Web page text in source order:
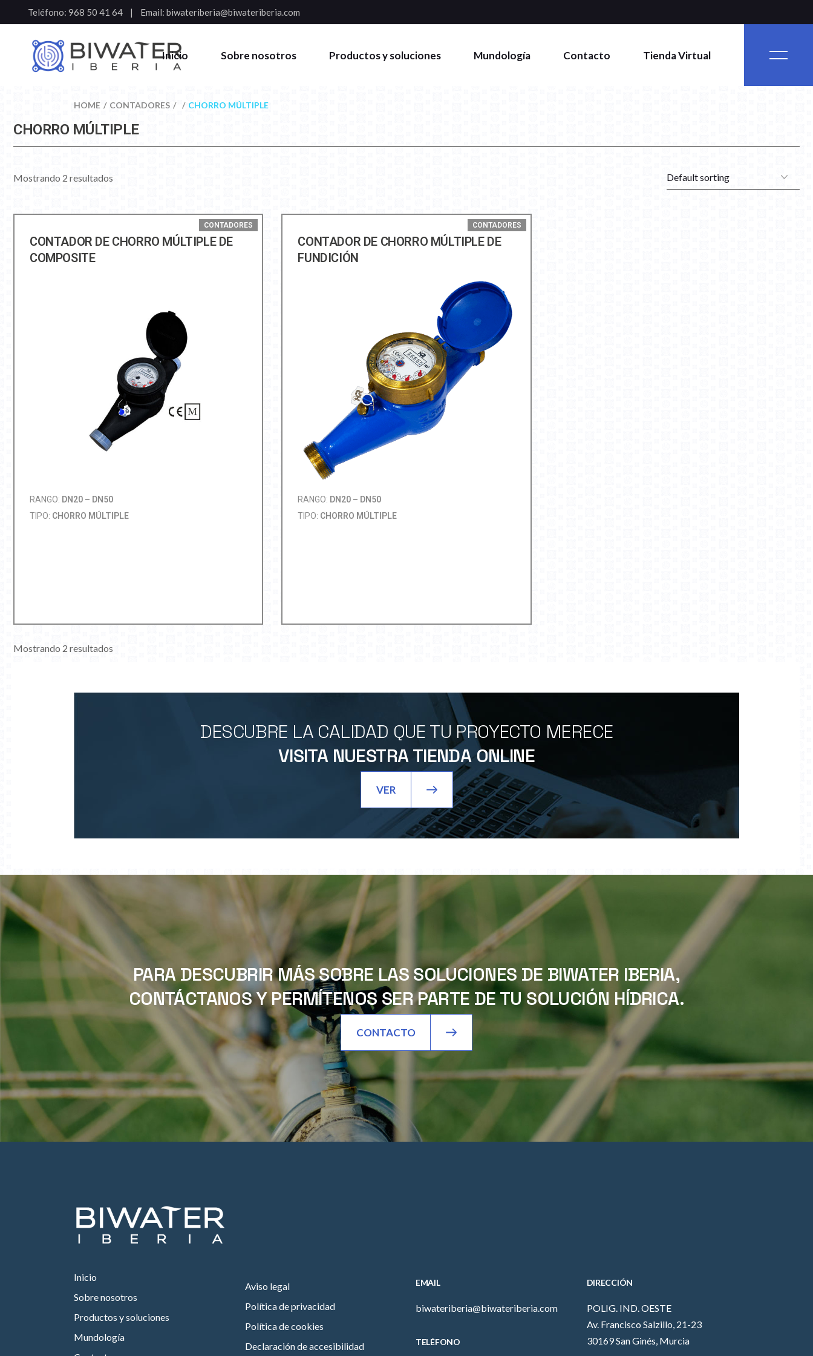
Teléfono: 968 50 41 64 Email: biwateriberia@biwateriberia.com
Inicio Sobre nosotros Productos y soluciones Mundología Contacto Tienda Virtual
HOME CONTADORES CHORRO MÚLTIPLE
CHORRO MÚLTIPLE
Mostrando 2 resultados
CONTADOR DE CHORRO MÚLTIPLE DE
COMPOSITE
CONTADORES
RANGO: DN20 – DN50
TIPO: CHORRO MÚLTIPLE
CONTADOR DE CHORRO MÚLTIPLE DE
FUNDICIÓN
CONTADORES
RANGO: DN20 – DN50
TIPO: CHORRO MÚLTIPLE
Mostrando 2 resultados
DESCUBRE LA CALIDAD QUE TU PROYECTO MERECE
VISITA NUESTRA TIENDA ONLINE
VER
PARA DESCUBRIR MÁS SOBRE LAS SOLUCIONES DE BIWATER IBERIA,
CONTÁCTANOS Y PERMÍTENOS SER PARTE DE TU SOLUCIÓN HÍDRICA.
CONTACTO
Inicio
Sobre nosotros
Productos y soluciones
Mundología
Aviso legal
Política de privacidad
Política de cookies
Declaración de accesibilidad
EMAIL
biwateriberia@biwateriberia.com
TELÉFONO
DIRECCIÓN
POLIG. IND. OESTE
Av. Francisco Salzillo, 21-23
30169 San Ginés, Murcia